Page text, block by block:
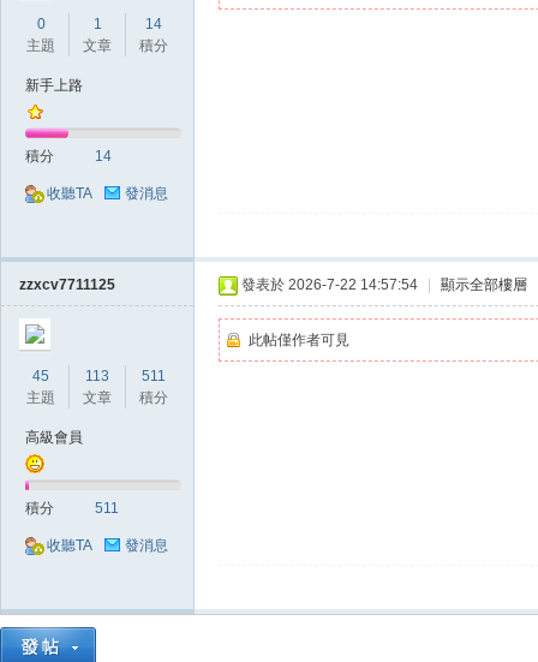
0
主題
1
文章
14
積分
新手上路
積分 14
收聽TA 發消息
zzxcv7711125
45
主題
113
文章
511
積分
高級會員
積分 511
收聽TA 發消息
發表於 2026-7-22 14:57:54 顯示全部樓層
此帖僅作者可見